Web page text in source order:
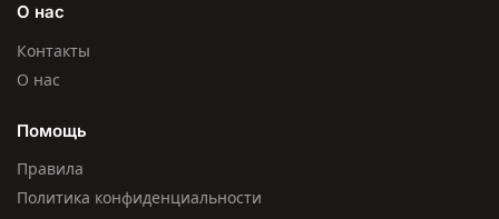
О нас
Контакты
О нас
Помощь
Правила
Политика конфиденциальности